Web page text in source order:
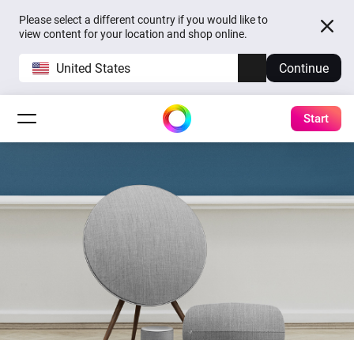
Please select a different country if you would like to
view content for your location and shop online.
United States Continue
Start